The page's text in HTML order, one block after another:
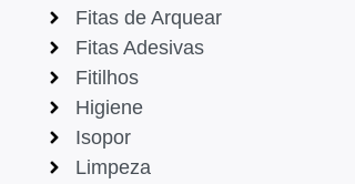
Fitas de Arquear
Fitas Adesivas
Fitilhos
Higiene
Isopor
Limpeza